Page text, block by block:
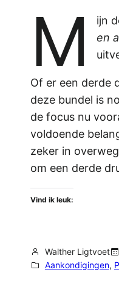
M ijn
en
Of er een derde
deze bundel is
de focus nu
voldoende
zeker in
om een derde
Vind ik leuk:
Walther Ligtvoet
Aankondigingen,